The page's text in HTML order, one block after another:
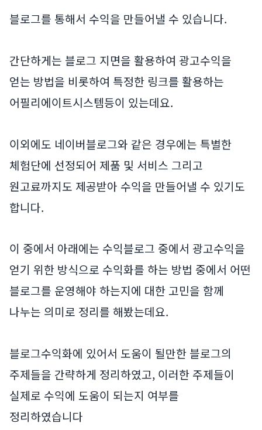
블로그를 통해서 수익을 만들어낼 수 있습니다.
간단하게는 블로그 지면을 활용하여 광고수익을
얻는 방법을 비롯하여 특정한 링크를 활용하는
어필리에이트시스템등이 있는데요.
이외에도 네이버블로그와 같은 경우에는 특별한
체험단에 선정되어 제품 및 서비스 그리고
원고료까지도 제공받아 수익을 만들어낼 수 있기도
합니다.
이 중에서 아래에는 수익블로그 중에서 광고수익을
얻기 위한 방식으로 수익화를 하는 방법 중에서 어떤
블로그를 운영해야 하는지에 대한 고민을 함께
나누는 의미로 정리를 해봤는데요.
블로그수익화에 있어서 도움이 될만한 블로그의
주제들을 간략하게 정리하였고, 이러한 주제들이
실제로 수익에 도움이 되는지 여부를
정리하였습니다